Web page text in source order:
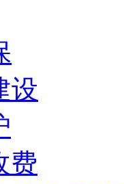
设
费